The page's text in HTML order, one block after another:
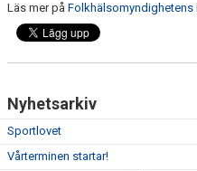
Läs mer på Folkhälsomyndighetens
Nyhetsarkiv
Sportlovet
Vårterminen startar!